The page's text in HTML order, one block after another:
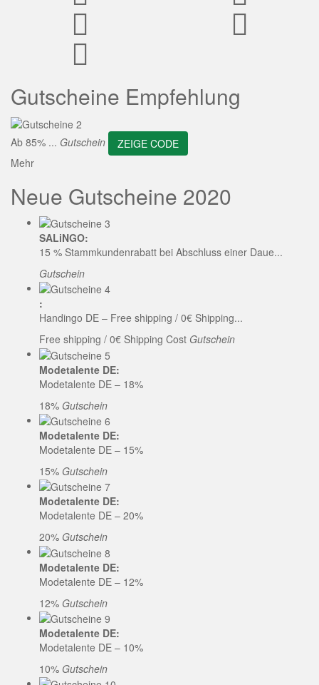
Gutscheine Empfehlung
Ab 85% ... Gutschein
ZEIGE CODE
Mehr
Neue Gutscheine 2020
SALiNGO:
15 % Stammkundenrabatt bei Abschluss einer Daue...
Gutschein
:
Handingo DE – Free shipping / 0€ Shipping...
Free shipping / 0€ Shipping Cost Gutschein
Modetalente DE:
Modetalente DE – 18%
18% Gutschein
Modetalente DE:
Modetalente DE – 15%
15% Gutschein
Modetalente DE:
Modetalente DE – 20%
20% Gutschein
Modetalente DE:
Modetalente DE – 12%
12% Gutschein
Modetalente DE:
Modetalente DE – 10%
10% Gutschein